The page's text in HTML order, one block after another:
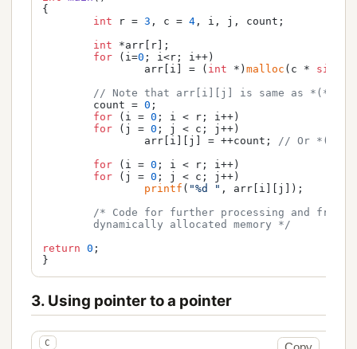
{
int r = 3 , c = 4 , i, j, count;
int *arr[r];
for (i=0 ; i<r; i++)
		arr[i] = (
int *)malloc (c * sizeof
// Note that arr[i][j] is same as
	count =
0 ;
for (i = 0 ; i < r; i++)
for (j = 0 ; j < c; j++)
		arr[i][j] = ++count;
// Or
for (i = 0 ; i < r; i++)
for (j = 0 ; j < c; j++)
printf ( "%d " , arr[i][j]);
/* Code for further processing and free
	dynamically allocated memory */
return
0 ;
}
3. Using pointer to a pointer